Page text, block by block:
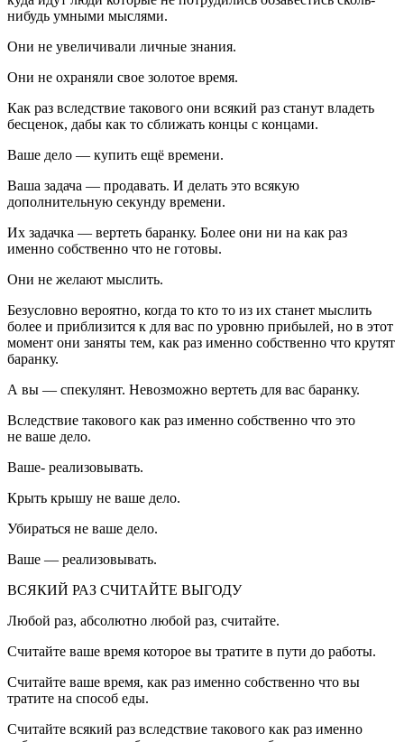
нибудь умными мыслями.
Они не увеличивали личные знания.
Они не охраняли свое золотое время.
Как раз вследствие такового они всякий раз станут владеть
бесценок, дабы как то сближать концы с концами.
Ваше дело — купить ещё времени.
Ваша задача — продавать. И делать это всякую
дополнительную секунду времени.
Их задачка — вертеть баранку. Более они ни на как раз
именно собственно что не готовы.
Они не желают мыслить.
Безусловно вероятно, когда то кто то из их станет мыслить
более и приблизится к для вас по уровню прибылей, но в этот
момент они заняты тем, как раз именно собственно что крутят
баранку.
А вы — спекулянт. Невозможно вертеть для вас баранку.
Вследствие такового как раз именно собственно что это
не ваше дело.
Ваше- реализовывать.
Крыть крышу не ваше дело.
Убираться не ваше дело.
Ваше — реализовывать.
ВСЯКИЙ РАЗ СЧИТАЙТЕ ВЫГОДУ
Любой раз, абсолютно любой раз, считайте.
Считайте ваше время которое вы тратите в пути до работы.
Считайте ваше время, как раз именно собственно что вы
тратите на способ еды.
Считайте всякий раз вследствие такового как раз именно